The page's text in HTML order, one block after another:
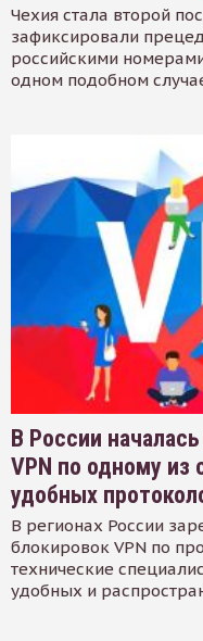
Чехия стала второй
зафиксировали
российскими
одном подобном
В России
VPN по одному из
удобных
В регионах России
блокировок VPN по
технические
удобных и